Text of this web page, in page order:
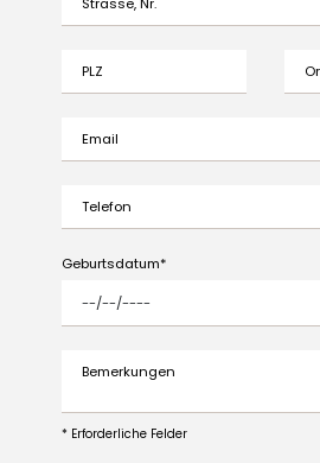
Geburtsdatum
* Erforderliche Felder